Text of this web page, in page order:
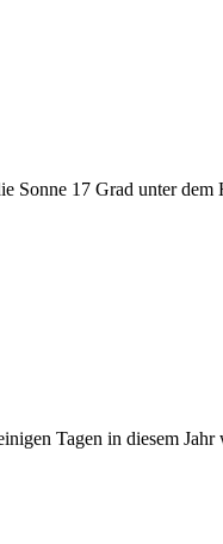
Sonne 17 Grad unter
Tagen in diesem